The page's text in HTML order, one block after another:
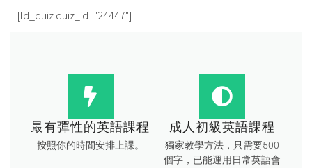
[ld_quiz quiz_id="24447"]
最有彈性的英語課程
按照你的時間安排上課。
成人初級英語課程
獨家教學方法，只需要500
個字，已能運用日常英語會